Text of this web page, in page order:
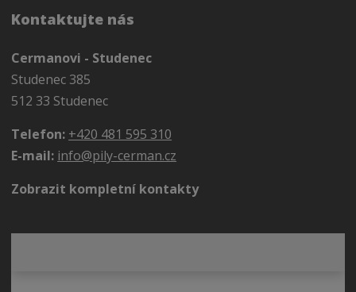
Kontaktujte nás
Cermanovi - Studenec
Studenec 385
512 33 Studenec
Telefon: +420 481 595 310
E-mail: info@pily-cerman.cz
Zobrazit kompletní kontakty